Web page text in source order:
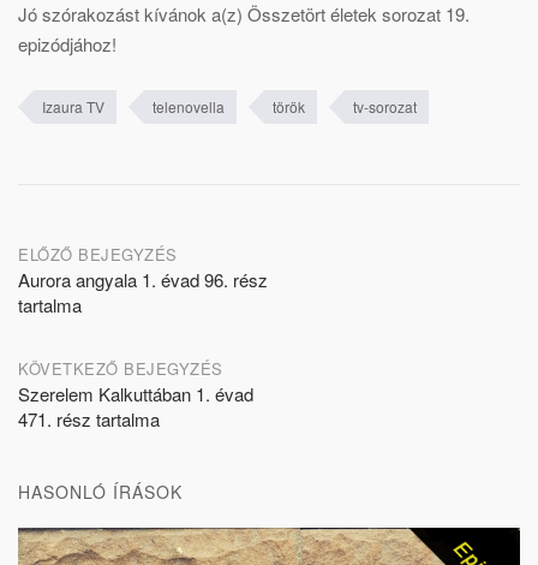
Jó szórakozást kívánok a(z) Összetört életek sorozat 19.
epizódjához!
Izaura TV telenovella török tv-sorozat
Post
navigation
ELŐZŐ BEJEGYZÉS
Aurora angyala 1. évad 96. rész
tartalma
KÖVETKEZŐ BEJEGYZÉS
Szerelem Kalkuttában 1. évad
471. rész tartalma
HASONLÓ ÍRÁSOK